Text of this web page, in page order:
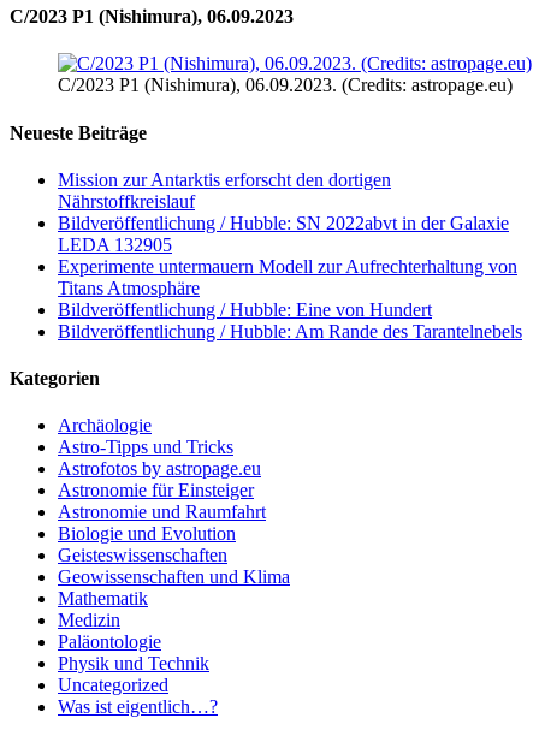
C/2023 P1 (Nishimura), 06.09.2023
C/2023 P1 (Nishimura), 06.09.2023. (Credits: astropage.eu)
Neueste Beiträge
Mission zur Antarktis erforscht den dortigen
Nährstoffkreislauf
Bildveröffentlichung / Hubble: SN 2022abvt in der Galaxie
LEDA 132905
Experimente untermauern Modell zur Aufrechterhaltung von
Titans Atmosphäre
Bildveröffentlichung / Hubble: Eine von Hundert
Bildveröffentlichung / Hubble: Am Rande des Tarantelnebels
Kategorien
Archäologie
Astro-Tipps und Tricks
Astrofotos by astropage.eu
Astronomie für Einsteiger
Astronomie und Raumfahrt
Biologie und Evolution
Geisteswissenschaften
Geowissenschaften und Klima
Mathematik
Medizin
Paläontologie
Physik und Technik
Uncategorized
Was ist eigentlich…?